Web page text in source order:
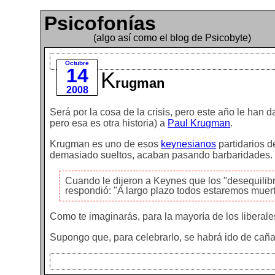
Psicofonías
(algo así como el blog de Psicobyte)
Octubre
14
2008 Krugman
Será por la cosa de la crisis, pero este año le han
pero esa es otra historia) a Paul Krugman.
Krugman es uno de esos keynesianos partidarios
demasiado sueltos, acaban pasando barbaridades.
Cuando le dijeron a Keynes que los
respondió: "A largo plazo todos estaremos
Como te imaginarás, para la mayoría de los
Supongo que, para celebrarlo, se habrá ido de